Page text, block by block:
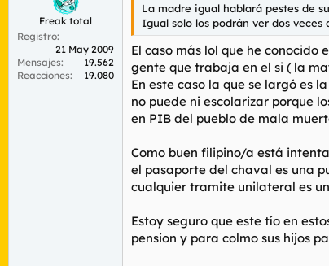
Freak total
Registro
21 May 2009
Mensajes
19.562
Reacciones
19.080
La madre igual hablará pestes de
Igual solo los podrán ver dos veces
El caso más lol que he
gente que trabaja en el si ( la
En este caso la que se largó es
no puede ni escolarizar porque
en PIB del pueblo de mala
Como buen filipino/a está
el pasaporte del chaval es una
cualquier tramite unilateral es
Estoy seguro que este tío en
pension y para colmo sus hijos